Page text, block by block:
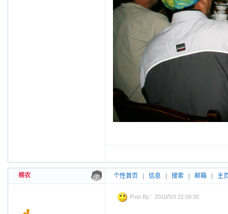
棉农 个性首页 信息 搜索 邮箱 主
Post By：2010/5/3 22:09:30